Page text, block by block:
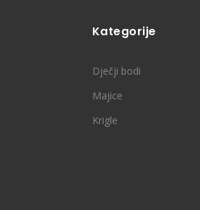
Kategorije
Dječji bodi
Majice
Krigle